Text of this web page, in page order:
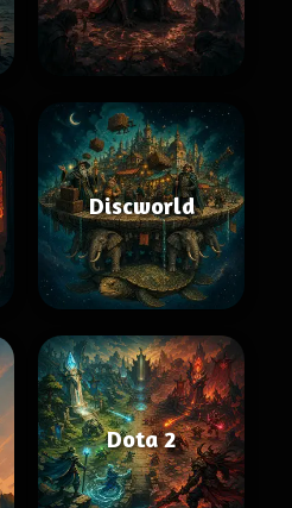
Discworld
Dota 2